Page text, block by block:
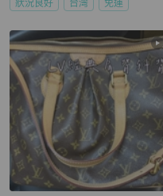
狀況良好 台灣 免運